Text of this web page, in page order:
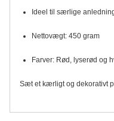
Ideel til særlige
Nettovægt: 450 gram
Farver: Rød, lyserød og
Sæt et kærligt og dekorativt